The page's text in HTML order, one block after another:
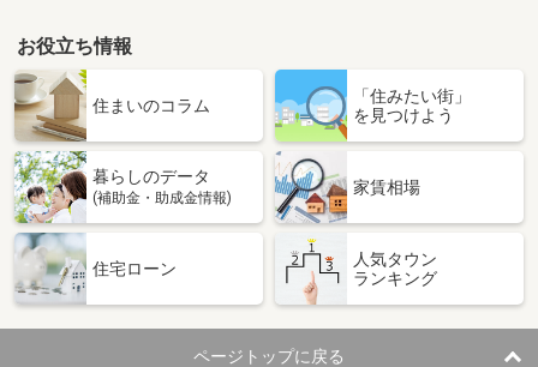
お役立ち情報
住まいのコラム
「住みたい街」
を見つけよう
暮らしのデータ
(補助金・助成金情報)
家賃相場
住宅ローン
人気タウン
ランキング
ページトップに戻る